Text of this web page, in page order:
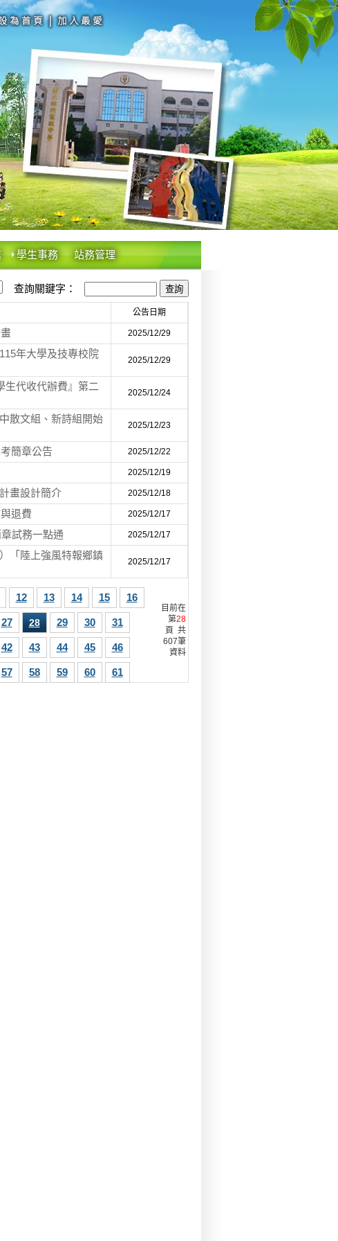
學生事務 站務管理
查詢關鍵字：
公告日期
2025/12/29
年大學及技專校院
2025/12/29
生代收代辦費』第二
2025/12/24
散文組、新詩組開始
2025/12/23
簡章公告 2025/12/22
2025/12/19
畫設計簡介 2025/12/18
退費 2025/12/17
試務一點通 2025/12/17
「陸上強風特報鄉鎮
2025/12/17
12 13 14 15 16
27 28 29 30 31
42 43 44 45 46
57 58 59 60 61
目前在
第28
頁 共
607筆
資料